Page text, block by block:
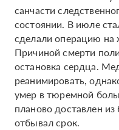
санчасти
состоянии. В июле
сделали операцию на
Причиной смерти
остановка сердца.
реанимировать,
умер в тюремной
планово доставлен
отбывал срок.